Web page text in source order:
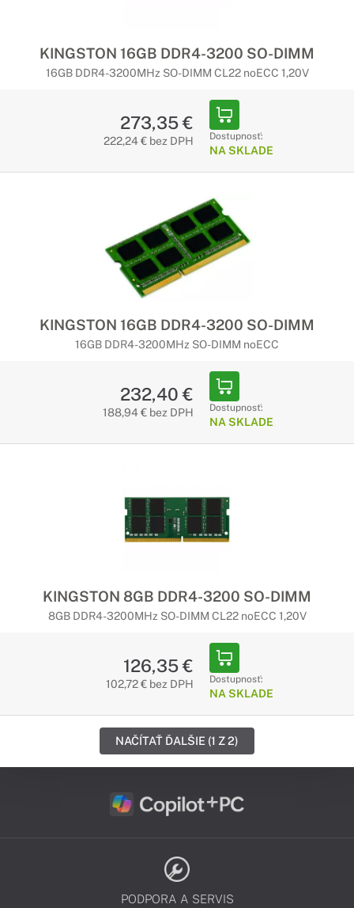
KINGSTON 16GB DDR4-3200 SO-DIMM
16GB DDR4-3200MHz SO-DIMM CL22 noECC 1,20V
273,35 €
222,24 € bez DPH Dostupnosť:
NA SKLADE
KINGSTON 16GB DDR4-3200 SO-DIMM
16GB DDR4-3200MHz SO-DIMM noECC
232,40 €
188,94 € bez DPH Dostupnosť:
NA SKLADE
KINGSTON 8GB DDR4-3200 SO-DIMM
8GB DDR4-3200MHz SO-DIMM CL22 noECC 1,20V
126,35 €
102,72 € bez DPH Dostupnosť:
NA SKLADE
NAČÍTAŤ ĎALŠIE (1 Z 2)
PODPORA A SERVIS